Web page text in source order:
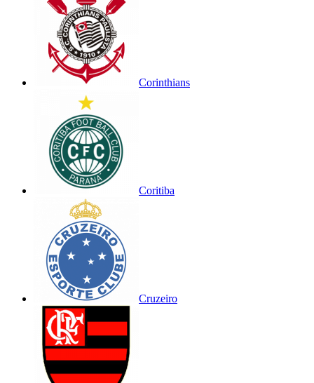
Corinthians
Coritiba
Cruzeiro